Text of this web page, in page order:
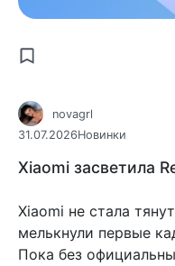
novagrl
31.07.2026Новинки
Xiaomi засветила
Xiaomi не стала
мелькнули первые
Пока без